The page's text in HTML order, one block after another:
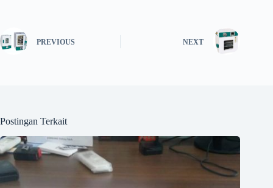
PREVIOUS NEXT
Postingan Terkait